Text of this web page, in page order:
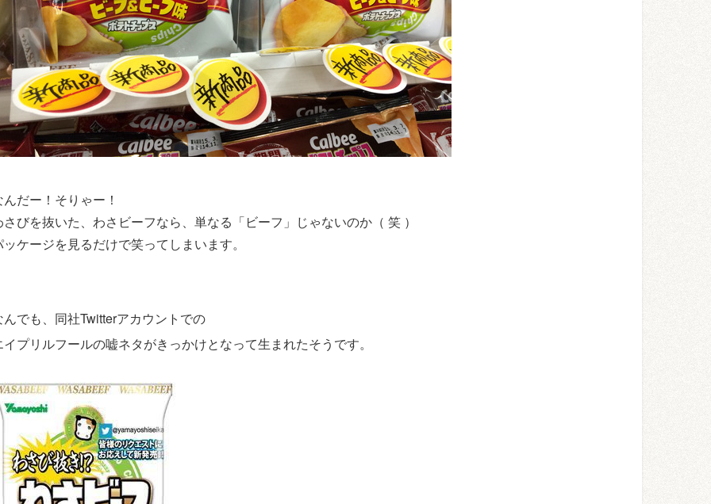
んだー！そりゃー！
さびを抜いた、わさビーフなら、単なる「ビーフ」じゃないのか（ 笑 ）
ッケージを見るだけで笑ってしまいます。
んでも、同社Twitterアカウントでの
イプリルフールの嘘ネタがきっかけとなって生まれたそうです。